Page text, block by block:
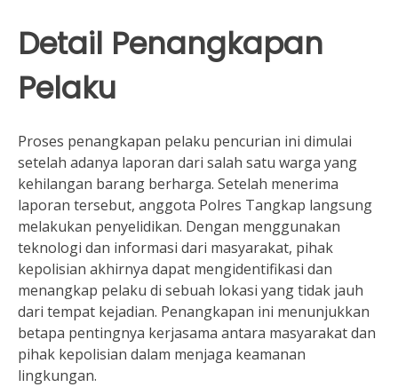
Detail Penangkapan
Pelaku
Proses penangkapan pelaku pencurian ini dimulai
setelah adanya laporan dari salah satu warga yang
kehilangan barang berharga. Setelah menerima
laporan tersebut, anggota Polres Tangkap langsung
melakukan penyelidikan. Dengan menggunakan
teknologi dan informasi dari masyarakat, pihak
kepolisian akhirnya dapat mengidentifikasi dan
menangkap pelaku di sebuah lokasi yang tidak jauh
dari tempat kejadian. Penangkapan ini menunjukkan
betapa pentingnya kerjasama antara masyarakat dan
pihak kepolisian dalam menjaga keamanan
lingkungan.